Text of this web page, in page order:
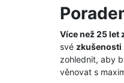
Více než 25 let
své zkušenosti
zohlednit, aby
věnovat s